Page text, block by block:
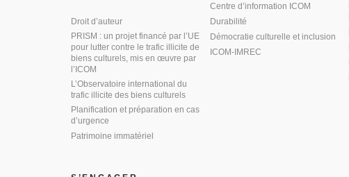
Droit d’auteur
PRISM : un projet financé par l’UE
pour lutter contre le trafic illicite de
biens culturels, mis en œuvre par
l’ICOM
L’Observatoire international du
trafic illicite des biens culturels
Planification et préparation en cas
d’urgence
Patrimoine immatériel
Centre d’information ICOM
Durabilité
Démocratie culturelle et inclusion
ICOM-IMREC